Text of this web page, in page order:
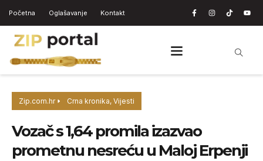
Početna Oglašavanje Kontakt
Zip.com.hr Crna kronika, Vijesti
Vozač s 1,64 promila izazvao
prometnu nesreću u Maloj Erpenji